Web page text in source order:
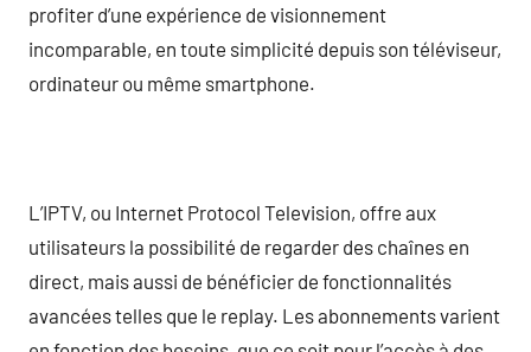
profiter d’une expérience de visionnement
incomparable, en toute simplicité depuis son téléviseur,
ordinateur ou même smartphone.
L’IPTV, ou Internet Protocol Television, offre aux
utilisateurs la possibilité de regarder des chaînes en
direct, mais aussi de bénéficier de fonctionnalités
avancées telles que le replay. Les abonnements varient